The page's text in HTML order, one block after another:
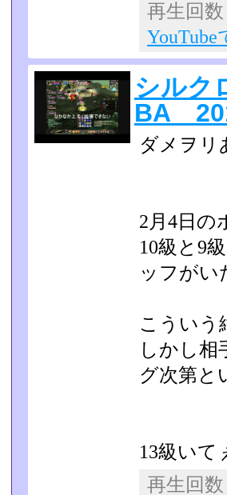
再生回
YouTube
シルク
BA
ダメヲリ
2月4日の
10級と9
ッフがい
こういう
しかし相
グ次第と
13級いて
再生回